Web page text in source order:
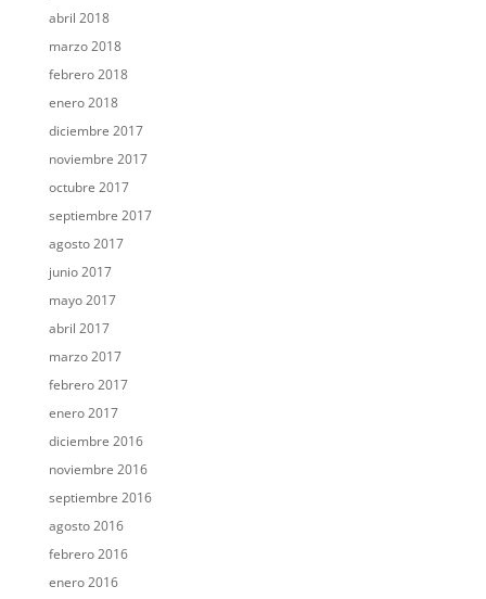
abril 2018
marzo 2018
febrero 2018
enero 2018
diciembre 2017
noviembre 2017
octubre 2017
septiembre 2017
agosto 2017
junio 2017
mayo 2017
abril 2017
marzo 2017
febrero 2017
enero 2017
diciembre 2016
noviembre 2016
septiembre 2016
agosto 2016
febrero 2016
enero 2016